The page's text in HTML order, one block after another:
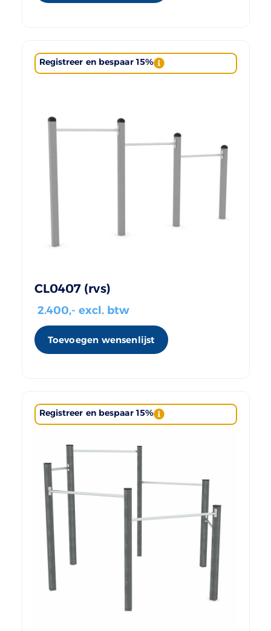
Registreer en bespaar 15%
CL0407 (rvs)
2.400,- excl. btw
Toevoegen wensenlijst
Registreer en bespaar 15%